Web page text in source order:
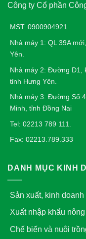
Công ty Cổ phần
MST: 0900904921
Nhà máy 1: QL 39A
Yên.
Nhà máy 2: Đường D1,
tỉnh Hưng Yên.
Nhà máy 3: Đường Số
Minh, tỉnh Đồng Nai
Tel: 02213 789 111.
Fax: 02213.789.333
DANH MỤC KINH
Sản xuất, kinh
Xuất nhập khẩu
Chế biến và nuôi